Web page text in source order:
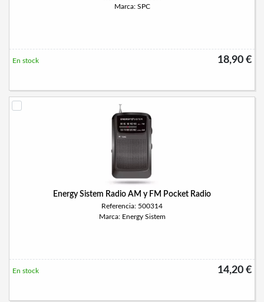
Marca: SPC
18,90 €
En stock
Energy Sistem Radio AM y FM Pocket Radio
Referencia: 500314
Marca: Energy Sistem
14,20 €
En stock